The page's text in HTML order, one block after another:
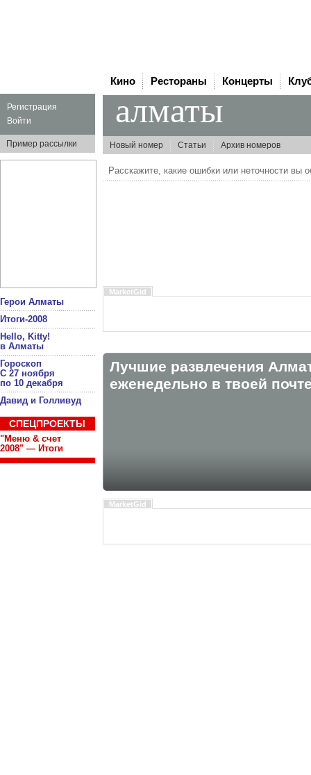
Регистрация
Войти
Пример рассылки
Герои Алматы
Итоги-2008
Hello, Kitty!
в Алматы
Гороскоп
С 27 ноября
по 10 декабря
Давид и Голливуд
СПЕЦПРОЕКТЫ
"Меню & счет
2008" — Итоги
Кино Рестораны Концерты
алматы
Новый номер Статьи Архив номеров
Расскажите, какие ошибки или неточности вы
MarketGid
Лучшие развлечения
eженедельно в твоей
MarketGid